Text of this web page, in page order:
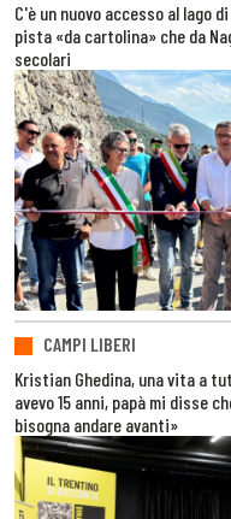
C'è un nuovo accesso al lago
pista «da cartolina» che da
secolari
CAMPI LIBERI
Kristian Ghedina, una vita a
avevo 15 anni, papà mi disse
bisogna andare avanti»